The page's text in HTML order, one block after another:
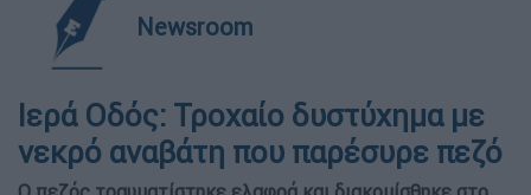
Newsroom
Ιερά Οδός: Τροχαίο δυστύχημα με
νεκρό αναβάτη που παρέσυρε πεζό